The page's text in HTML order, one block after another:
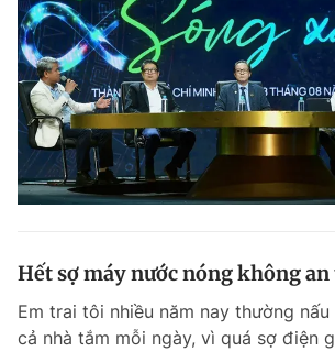
Hết sợ máy nước nóng không an
Em trai tôi nhiều năm nay thường
cả nhà tắm mỗi ngày, vì quá sợ điện